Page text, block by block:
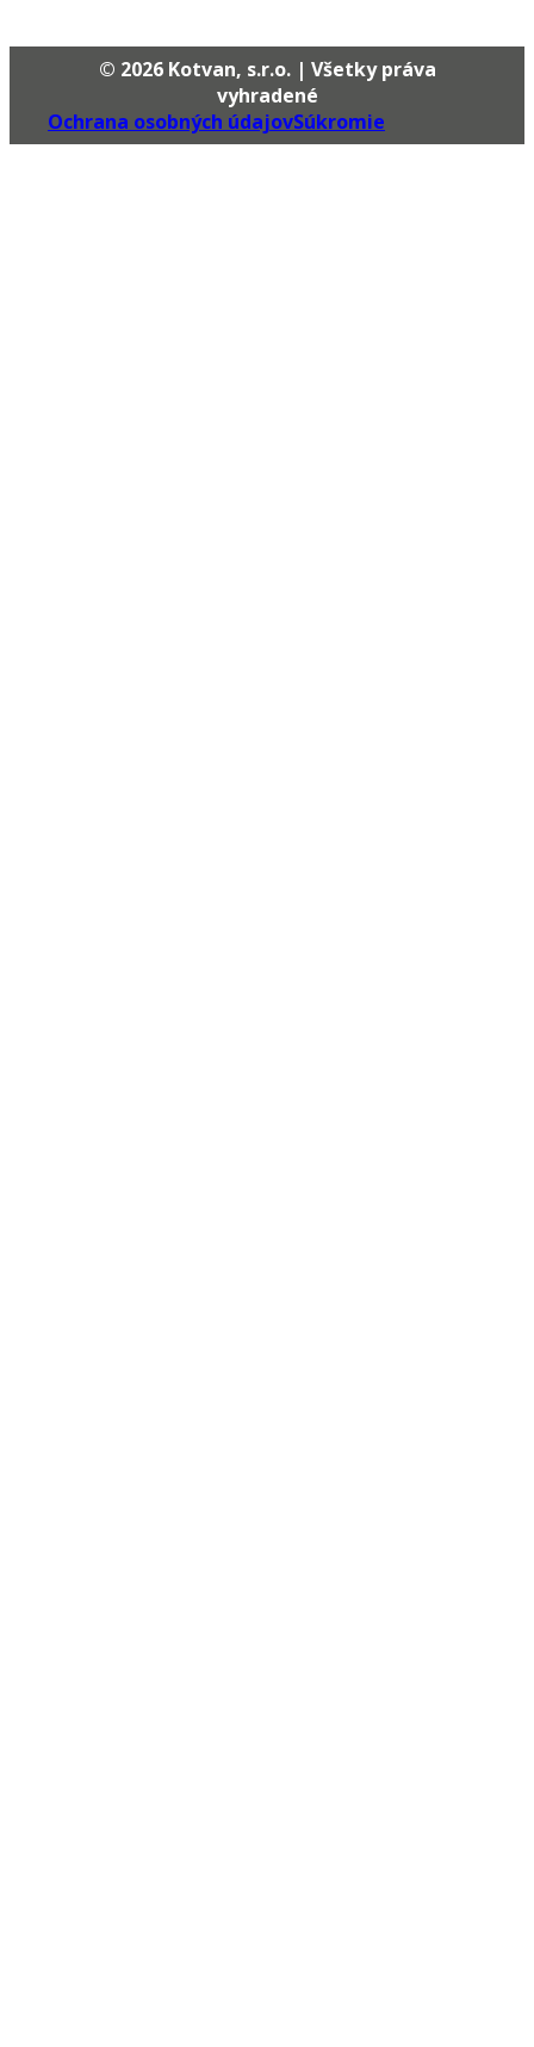
© 2026 Kotvan, s.r.o. | Všetky práva
vyhradené
Ochrana osobných údajovSúkromie